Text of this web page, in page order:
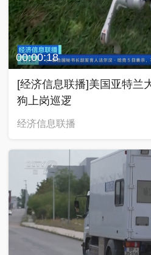
00:00:18
[经济信息联播]美国亚特兰
狗上岗巡逻
经济信息联播